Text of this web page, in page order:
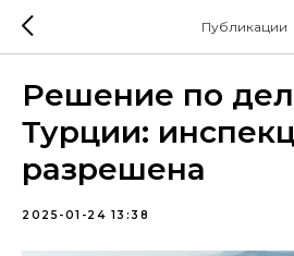
Публикации
Решение по
Турции:
разрешена
2025-01-24 13:38